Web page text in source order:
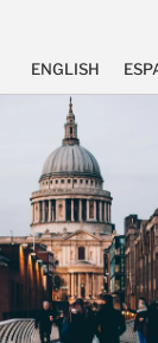
ENGLISH